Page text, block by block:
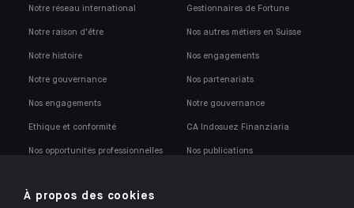
Notre réseau international
Notre raison d'être
Notre histoire
Notre gouvernance
Nos engagements
Ethique et conformité
Nos opportunités professionnelles
Gestionnaires de Fortune
Nos autres métiers en Suisse
Nos engagements
Nos partenariats
Notre gouvernance
CA Indosuez Finanziaria
Nos publications
À propos des cookies